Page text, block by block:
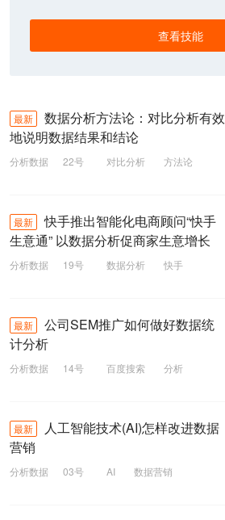
查看技能
最新
数据分析方法论：对比分析有效
地说明数据结果和结论
分析数据 22号 对比分析
方法论
最新
快手推出智能化电商顾问“快手
生意通” 以数据分析促商家生意增长
分析数据 19号 数据分析
快手
最新
公司SEM推广如何做好数据统
计分析
分析数据 14号 百度搜索
分析
最新
人工智能技术(AI)怎样改进数据
营销
分析数据 03号 AI
数据营销